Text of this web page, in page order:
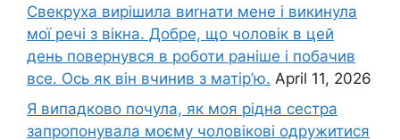
Свекруха вирішила виrнати мене і викинула
мої речі з вікна. Добре, що чоловік в цей
день повернувся в роботи раніше і побачив
все. Ось як він вчинив з матір’ю. April 11, 2026
Я випадково почула, як моя рідна сестра
запропонувала моєму чоловікові одружитися